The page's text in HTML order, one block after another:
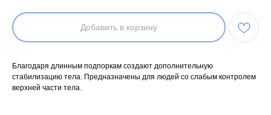
Добавить в корзину
Благодаря длинным подпоркам создают дополнительную
стабилизацию тела. Предназначены для людей со слабым контролем
верхней части тела.